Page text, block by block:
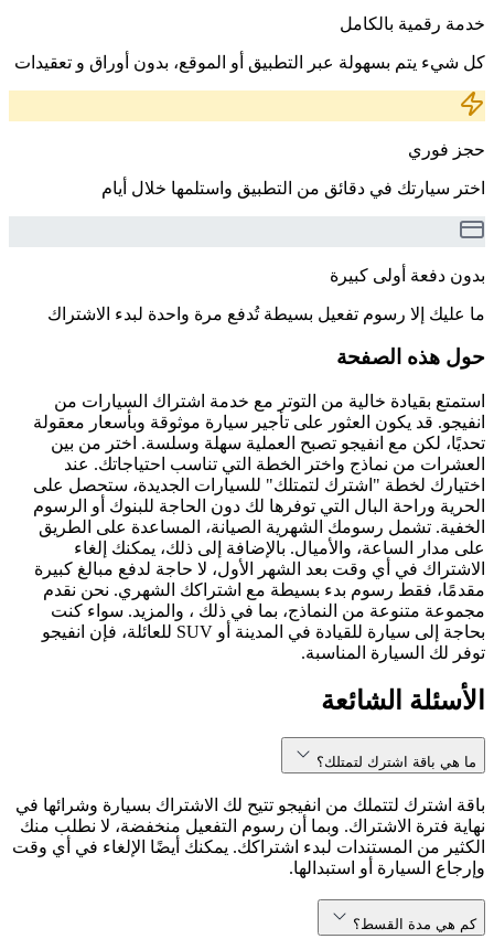
خدمة رقمية بالكامل
كل شيء يتم بسهولة عبر التطبيق أو الموقع، بدون أوراق و تعقيدات
حجز فوري
اختر سيارتك في دقائق من التطبيق واستلمها خلال أيام
بدون دفعة أولى كبيرة
ما عليك إلا رسوم تفعيل بسيطة تُدفع مرة واحدة لبدء الاشتراك
حول هذه الصفحة
استمتع بقيادة خالية من التوتر مع خدمة اشتراك السيارات من
انفيجو. قد يكون العثور على تأجير سيارة موثوقة وبأسعار معقولة
تحديًا، لكن مع انفيجو تصبح العملية سهلة وسلسة. اختر من بين
العشرات من نماذج واختر الخطة التي تناسب احتياجاتك. عند
اختيارك لخطة "اشترك لتمتلك" للسيارات الجديدة، ستحصل على
الحرية وراحة البال التي توفرها لك دون الحاجة للبنوك أو الرسوم
الخفية. تشمل رسومك الشهرية الصيانة، المساعدة على الطريق
على مدار الساعة، والأميال. بالإضافة إلى ذلك، يمكنك إلغاء
الاشتراك في أي وقت بعد الشهر الأول، لا حاجة لدفع مبالغ كبيرة
مقدمًا، فقط رسوم بدء بسيطة مع اشتراكك الشهري. نحن نقدم
مجموعة متنوعة من النماذج، بما في ذلك ، والمزيد. سواء كنت
بحاجة إلى سيارة للقيادة في المدينة أو SUV للعائلة، فإن انفيجو
توفر لك السيارة المناسبة.
الأسئلة الشائعة
ما هي باقة اشترك لتمتلك؟
باقة اشترك لتتملك من انفيجو تتيح لك الاشتراك بسيارة وشرائها في
نهاية فترة الاشتراك. وبما أن رسوم التفعيل منخفضة، لا نطلب منك
الكثير من المستندات لبدء اشتراكك. يمكنك أيضًا الإلغاء في أي وقت
وإرجاع السيارة أو استبدالها.
كم هي مدة القسط؟